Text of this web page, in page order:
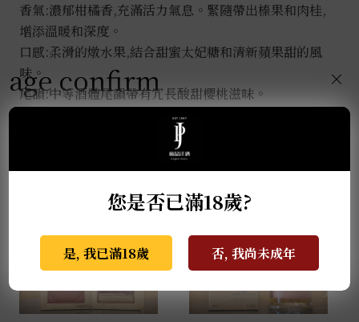
香氣:濃郁柑橘香,充滿活力氣息。緊隨帶出榛果和肉桂,
增添溫暖和深度。
口感:柔滑的燉水果,結合甜蜜太妃糖和清新蘋果甜的風
味。
尾韻:中等酒體尾韻帶有冗長酸甜櫻桃滋味。
age confirm
您是否已滿18歲?
是, 我已滿18歲 否, 我尚未成年
×